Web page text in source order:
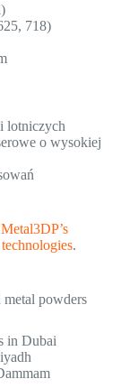
718)
lotniczych
o wysokiej
Metal3DP’s
.
powders
in Dubai